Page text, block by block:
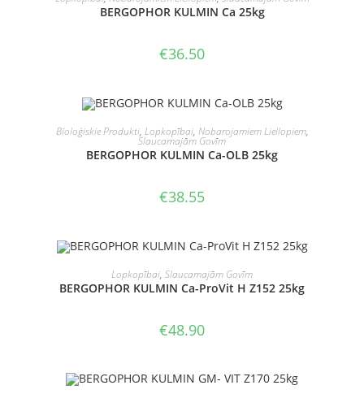
BERGOPHOR KULMIN Ca 25kg
€36.50
PIEVIENOT GROZAM
Bioloģiskie Produkti, Lopkopībai, Nobarojamiem Liellopiem,
Slaucamajām Govīm
BERGOPHOR KULMIN Ca-OLB 25kg
€38.55
PIEVIENOT GROZAM
Lopkopībai, Slaucamajām Govīm
BERGOPHOR KULMIN Ca-ProVit H Z152 25kg
€48.90